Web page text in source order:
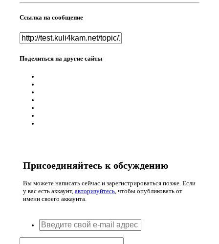
Ссылка на сообщение
Поделиться на другие сайты
Присоединяйтесь к обсуждению
Вы можете написать сейчас и зарегистрироваться позже. Если
у вас есть аккаунт, авторизуйтесь , чтобы опубликовать от
имени своего аккаунта.